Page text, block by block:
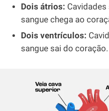
Dois átrios:
sangue chega ao
Dois ventrículos:
sangue sai do coração.